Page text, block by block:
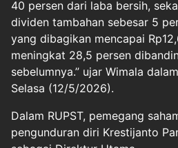
40 persen dari laba bersih,
dividen tambahan sebesar 5
yang dibagikan mencapai
meningkat 28,5 persen
sebelumnya.” ujar Wimala
Selasa (12/5/2026).
Dalam RUPST, pemegang
pengunduran diri Krestijanto